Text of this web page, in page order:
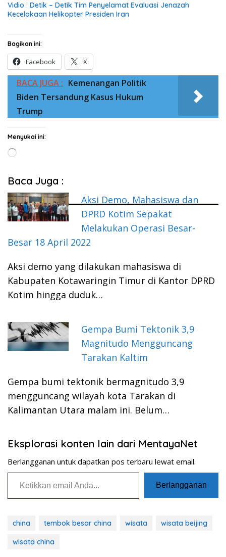
Vidio : Detik – Detik Tim Penyelamat Evaluasi Jenazah
Kecelakaan Helikopter Presiden Iran
Bagikan ini:
Facebook X
BACA JUGA : Kemenangan Politik
Biden Tersandung Kasus Hukum
Trump
Menyukai ini:
Memuat...
Baca Juga :
Aksi Demo, Mahasiswa dan
DPRD Kotim Sepakat
Melakukan Operasi Besar-
Besar 18 April 2022
Aksi demo yang dilakukan mahasiswa di
Kabupaten Kotawaringin Timur di Kantor DPRD
Kotim hingga duduk…
Gempa Bumi Tektonik 3,9
Magnitudo Mengguncang
Tarakan Kaltim
Gempa bumi tektonik bermagnitudo 3,9
mengguncang wilayah kota Tarakan di
Kalimantan Utara malam ini. Belum…
Eksplorasi konten lain dari MentayaNet
Berlangganan untuk dapatkan pos terbaru lewat email.
Ketikkan email Anda...
Berlangganan
china tembok besar china wisata wisata beijing
wisata china